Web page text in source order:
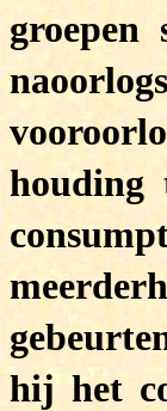
houding
hij het